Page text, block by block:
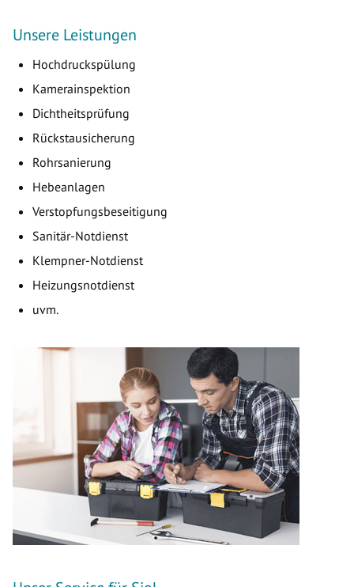
Unsere Leistungen
Hochdruckspülung
Kamerainspektion
Dichtheitsprüfung
Rückstausicherung
Rohrsanierung
Hebeanlagen
Verstopfungsbeseitigung
Sanitär-Notdienst
Klempner-Notdienst
Heizungsnotdienst
uvm.